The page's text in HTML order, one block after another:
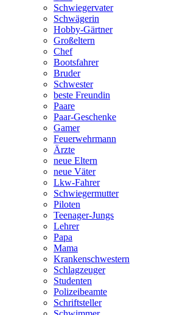
Schwiegervater
Schwägerin
Hobby-Gärtner
Großeltern
Chef
Bootsfahrer
Bruder
Schwester
beste Freundin
Paare
Paar-Geschenke
Gamer
Feuerwehrmann
Ärzte
neue Eltern
neue Väter
Lkw-Fahrer
Schwiegermutter
Piloten
Teenager-Jungs
Lehrer
Papa
Mama
Krankenschwestern
Schlagzeuger
Studenten
Polizeibeamte
Schriftsteller